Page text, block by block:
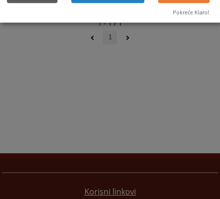
1 - 1 / 1
1
Korisni linkovi
Pokreće Klaro!